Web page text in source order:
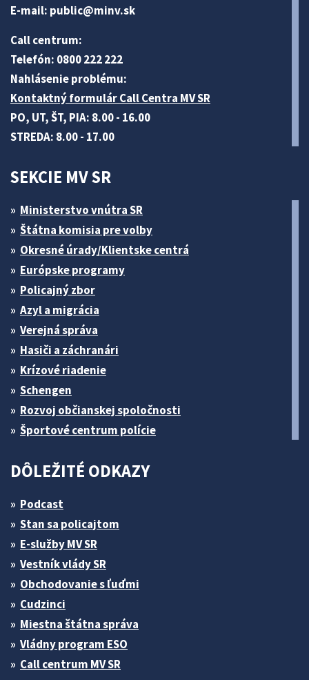
E-mail: public@minv.sk
Call centrum:
Telefón: 0800 222 222
Nahlásenie problému:
Kontaktný formulár Call Centra MV SR
PO, UT, ŠT, PIA: 8.00 - 16.00
STREDA: 8.00 - 17.00
SEKCIE MV SR
Ministerstvo vnútra SR
Štátna komisia pre volby
Okresné úrady/Klientske centrá
Európske programy
Policajný zbor
Azyl a migrácia
Verejná správa
Hasiči a záchranári
Krízové riadenie
Schengen
Rozvoj občianskej spoločnosti
Športové centrum polície
DÔLEŽITÉ ODKAZY
Podcast
Stan sa policajtom
E-služby MV SR
Vestník vlády SR
Obchodovanie s ľuďmi
Cudzinci
Miestna štátna správa
Vládny program ESO
Call centrum MV SR